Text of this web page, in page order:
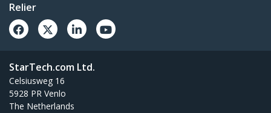
Relier
StarTech.com Ltd.
Celsiusweg 16
5928 PR Venlo
The Netherlands